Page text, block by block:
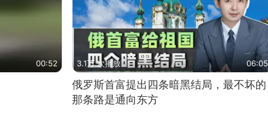
00:52 3.1万 次播放 06:05
俄罗斯首富提出四条暗黑结局，最不坏的
那条路是通向东方